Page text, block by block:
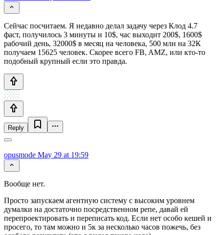
Сейчас посчитаем. Я недавно делал задачу через Клод 4.7
фаст, получилось 3 минуты и 10$, час выходит 200$, 1600$
рабочий день, 32000$ в месяц на человека, 500 млн на 32К
получаем 15625 человек. Скорее всего FB, AMZ, или кто-то
подобный крупный если это правда.
Reply
opusmode May 29 at 19:59
Вообще нет.
Просто запускаем агентную систему с высоким уровнем
думалки на достаточно посредственном репе, давай ей
перепроектировать и переписать код. Если нет особо кешей и
просего, то там можно и 5к за несколько часов пожечь, без